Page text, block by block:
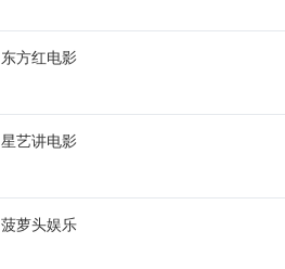
东方红电影
星艺讲电影
菠萝头娱乐